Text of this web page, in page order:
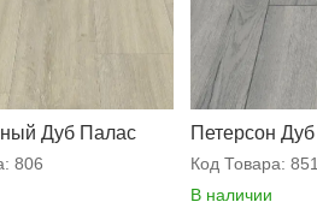
Дуб Палас
806
Петерсон Дуб
Код Товара: 851
В наличии